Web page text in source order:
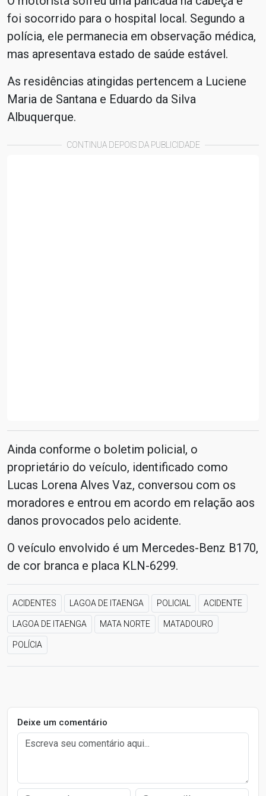
foi socorrido para o hospital local. Segundo a
polícia, ele permanecia em observação médica,
mas apresentava estado de saúde estável.
As residências atingidas pertencem a Luciene
Maria de Santana e Eduardo da Silva
Albuquerque.
CONTINUA DEPOIS DA PUBLICIDADE
Ainda conforme o boletim policial, o
proprietário do veículo, identificado como
Lucas Lorena Alves Vaz, conversou com os
moradores e entrou em acordo em relação aos
danos provocados pelo acidente.
O veículo envolvido é um Mercedes-Benz B170,
de cor branca e placa KLN-6299.
ACIDENTES LAGOA DE ITAENGA POLICIAL ACIDENTE
LAGOA DE ITAENGA MATA NORTE MATADOURO
POLÍCIA
Deixe um comentário